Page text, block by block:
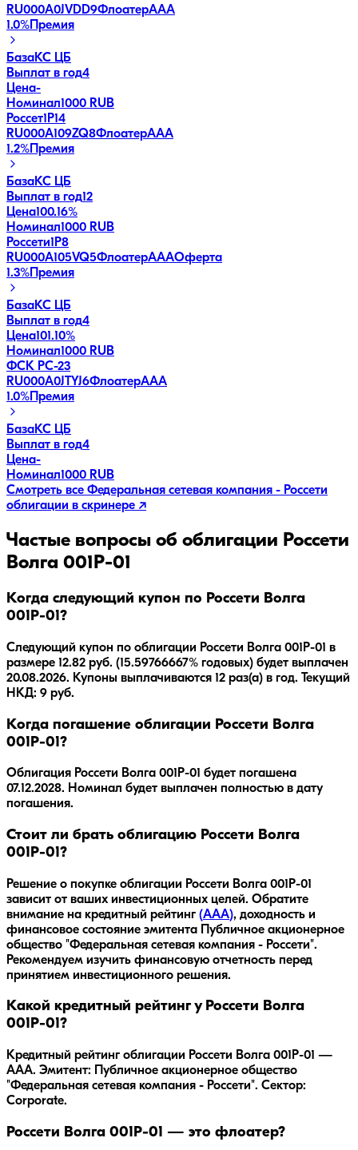
RU000A0JVDD9ФлоатерAAA
1.0%Премия
БазаКС ЦБ
Выплат в год4
Цена-
Номинал1000 RUB
Россет1Р14
RU000A109ZQ8ФлоатерAAA
1.2%Премия
БазаКС ЦБ
Выплат в год12
Цена100.16%
Номинал1000 RUB
Россети1Р8
RU000A105VQ5ФлоатерAAAОферта
1.3%Премия
БазаКС ЦБ
Выплат в год4
Цена101.10%
Номинал1000 RUB
ФСК РС-23
RU000A0JTYJ6ФлоатерAAA
1.0%Премия
БазаКС ЦБ
Выплат в год4
Цена-
Номинал1000 RUB
Смотреть все Федеральная сетевая компания - Россети
облигации в скринере ↗
Частые вопросы об облигации Россети
Волга 001Р-01
Когда следующий купон по Россети Волга
001Р-01?
Следующий купон по облигации Россети Волга 001Р-01 в
размере 12.82 руб. (15.59766667% годовых) будет выплачен
20.08.2026. Купоны выплачиваются 12 раз(а) в год. Текущий
НКД: 9 руб.
Когда погашение облигации Россети Волга
001Р-01?
Облигация Россети Волга 001Р-01 будет погашена
07.12.2028. Номинал будет выплачен полностью в дату
погашения.
Стоит ли брать облигацию Россети Волга
001Р-01?
Решение о покупке облигации Россети Волга 001Р-01
зависит от ваших инвестиционных целей. Обратите
внимание на кредитный рейтинг (AAA), доходность и
финансовое состояние эмитента Публичное акционерное
общество "Федеральная сетевая компания - Россети".
Рекомендуем изучить финансовую отчетность перед
принятием инвестиционного решения.
Какой кредитный рейтинг у Россети Волга
001Р-01?
Кредитный рейтинг облигации Россети Волга 001Р-01 —
AAA. Эмитент: Публичное акционерное общество
"Федеральная сетевая компания - Россети". Сектор:
Corporate.
Россети Волга 001Р-01 — это флоатер?